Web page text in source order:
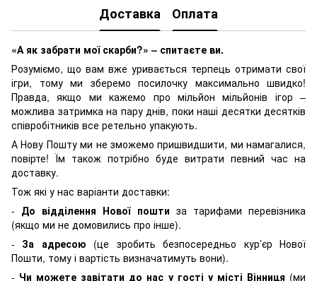
Доставка Оплата
«А як забрати мої скарби?» – спитаєте ви.
Розуміємо, що вам вже уривається терпець отримати свої
ігри, тому ми зберемо посилочку максимально швидко!
Правда, якщо ми кажемо про мільйон мільйонів ігор –
можлива затримка на пару днів, поки наші десятки десятків
співробітників все ретельно упакують.
А Нову Пошту ми не зможемо пришвидшити, ми намагалися,
повірте! Їм також потрібно буде витрати певний час на
доставку.
Тож які у нас варіанти доставки:
- До відділення Нової пошти за тарифами перевізника
(якщо ми не домовились про інше).
- За адресою (це зробить безпосередньо кур’єр Нової
Пошти, тому і вартість визначатимуть вони).
- Чи можете завітати до нас у гості у місті Вінниця (ми